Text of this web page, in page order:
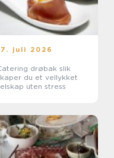
juli 2026
drøbak slik
du et vellykket
uten stress